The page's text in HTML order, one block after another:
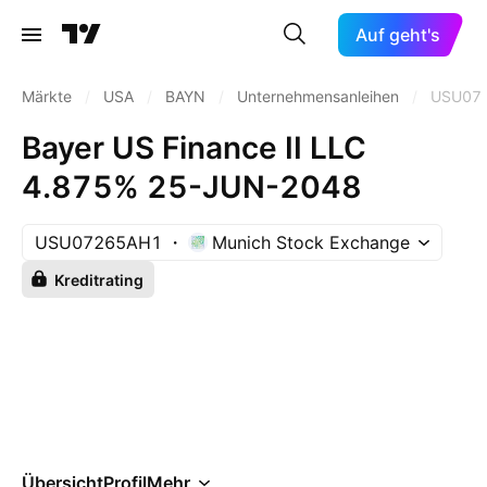
Auf geht's
Märkte USA BAYN Unternehmensanleihen
Bayer US Finance II LLC
4.875% 25-JUN-2048
USU07265AH1 Munich Stock Exchange
Kreditrating
ÜbersichtProfilMehr